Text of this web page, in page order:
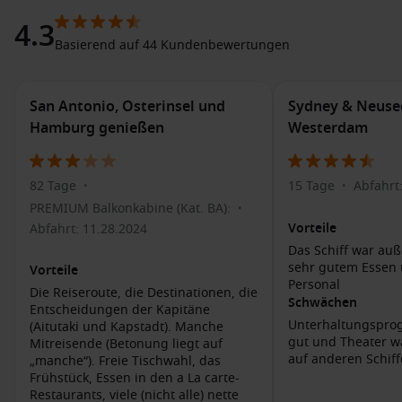
Nationalmuseum, das einzigartige Ausstellungen zur
Māori-Kultur und Naturgeschichte bietet.
Spaziergänge und um die vielfältige Flora zu bewundern.
Genießen Sie die Atmosphäre der
Cuba Street: Berühmt
Straße das Herz der kreativen Gemeinschaft von
Wellington.
Erleben Sie eineFahrt mit der Wellington Cable Car
Genießen Sie die atemberaubende Aussicht auf die Stadt
und die Umgebung von der Seilbahn, die Sie zum Kelburn
Park führt.
Besuchen Sie dasWellington Zoo: Eine großartige
Gelegenheit, lokale und exotische Tiere zu sehen und
mehr über den Naturschutz zu erfahren.
Benachbarte Häfen
4.3Basierend auf 44 Kundenbewertungen
San Antonio, Osterinsel und
Hamburg genießen
82 Tage •
PREMIUM Balkonkabine (Kat. BA): •
Abfahrt: 11.28.2024
Vorteile
Die Reiseroute, die Destinationen, die
Entscheidungen der Kapitäne
(Aitutaki und Kapstadt). Manche
Mitreisende (Betonung liegt auf
„manche“). Freie Tischwahl, das
Frühstück, Essen in den a La carte-
Restaurants, viele (nicht alle) nette
Sydney &
Westerdam
15 Tage •
Vorteile
Das Schiff war
sehr gutem
Personal
Schwächen
gut und Theater
auf anderen